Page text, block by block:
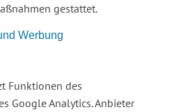
gestattet.
Werbung
Funktionen des
Google Analytics. Anbieter